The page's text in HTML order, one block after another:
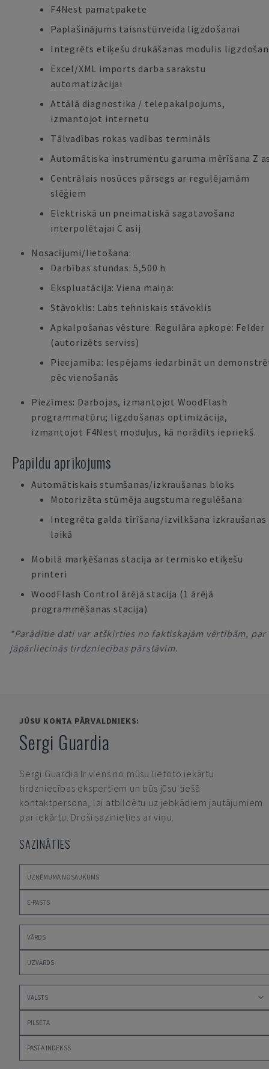
F4Nest pamatpakete
Paplašinājums taisnstūrveida ligzdošanai
Integrēts etiķešu drukāšanas modulis
Excel/XML imports darba sarakstu
automatizācijai
Attālā diagnostika / telepakalpojums,
izmantojot internetu
Tālvadības rokas vadības termināls
Automātiska instrumentu garuma mērīšana Z
Centrālais nosūces pārsegs ar regulējamām
slēģiem
Elektriskā un pneimatiskā sagatavošana
interpolētajai C asij
Nosacījumi/lietošana:
Darbības stundas: 5,500 h
Ekspluatācija: Viena maiņa:
Stāvoklis: Labs tehniskais stāvoklis
Apkalpošanas vēsture: Regulāra apkope: Felder
(autorizēts serviss)
Pieejamība: Iespējams iedarbināt un
pēc vienošanās
Piezīmes: Darbojas, izmantojot WoodFlash
programmatūru; ligzdošanas optimizācija,
izmantojot F4Nest moduļus, kā norādīts iepriekš.
Papildu aprīkojums
Automātiskais stumšanas/izkraušanas bloks
Motorizēta stūmēja augstuma regulēšana
Integrēta galda tīrīšana/izvilkšana izkraušanas
laikā
Mobilā marķēšanas stacija ar termisko etiķešu
printeri
WoodFlash Control ārējā stacija (1 ārējā
programmēšanas stacija)
*Parādītie dati var atšķirties no faktiskajām vērtībām, par
jāpārliecinās tirdzniecības pārstāvim.
JŪSU KONTA PĀRVALDNIEKS:
Sergi Guardia
Sergi Guardia Ir viens no mūsu lietoto iekārtu
tirdzniecības ekspertiem un būs jūsu tiešā
kontaktpersona, lai atbildētu uz jebkādiem jautājumiem
par iekārtu. Droši sazinieties ar viņu.
SAZINĀTIES